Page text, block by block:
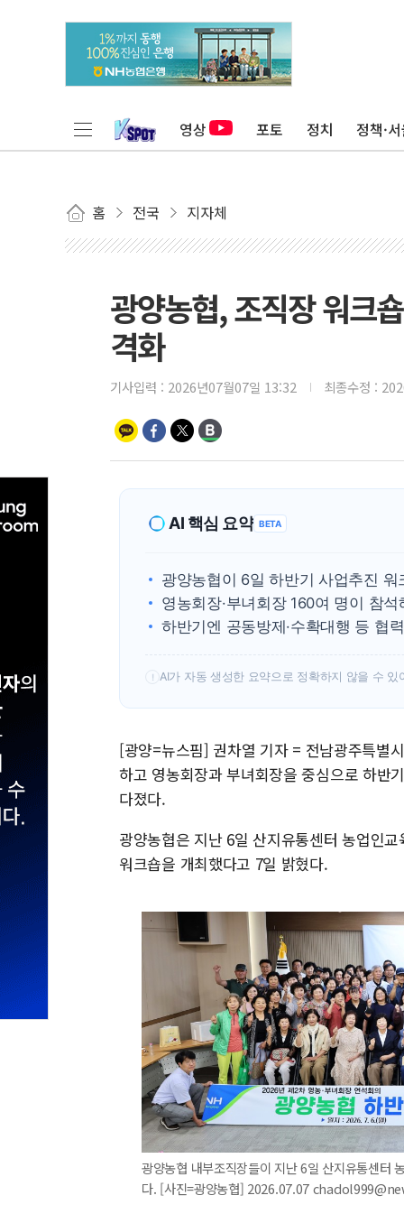
영상 포토 정치 정책·
홈 전국 지자체
광양농협, 조직장 워크
격화
기사입력 : 2026년07월07일 13:32 최종수정 :
AI 핵심 요약 BETA
광양농협이 6일 하반기 사업추진
영농회장·부녀회장 160여 명이 참
하반기엔 공동방제·수확대행 등 협
! AI가 자동 생성한 요약으로 정확하지 않을 수 있
[광양=뉴스핌] 권차열 기자 = 전남광주특별
하고 영농회장과 부녀회장을 중심으로 하반
다졌다.
광양농협은 지난 6일 산지유통센터 농업인
워크숍을 개최했다고 7일 밝혔다.
광양농협 내부조직장들이 지난 6일 산지유통센터
다. [사진=광양농협] 2026.07.07